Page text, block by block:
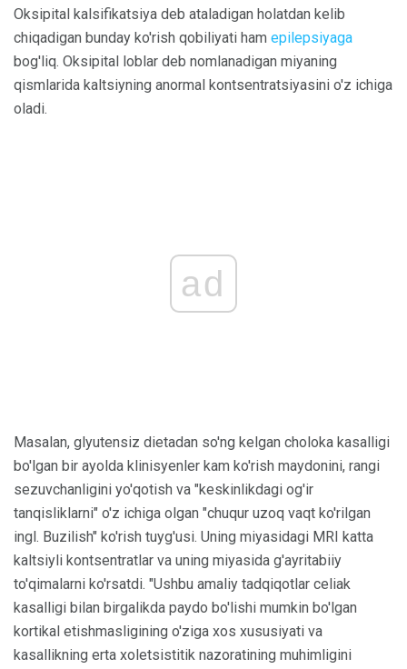
Oksipital kalsifikatsiya deb ataladigan holatdan kelib
chiqadigan bunday ko'rish qobiliyati ham epilepsiyaga
bog'liq. Oksipital loblar deb nomlanadigan miyaning
qismlarida kaltsiyning anormal kontsentratsiyasini o'z ichiga
oladi.
ad
Masalan, glyutensiz dietadan so'ng kelgan choloka kasalligi
bo'lgan bir ayolda klinisyenler kam ko'rish maydonini, rangi
sezuvchanligini yo'qotish va "keskinlikdagi og'ir
tanqisliklarni" o'z ichiga olgan "chuqur uzoq vaqt ko'rilgan
ingl. Buzilish" ko'rish tuyg'usi. Uning miyasidagi MRI katta
kaltsiyli kontsentratlar va uning miyasida g'ayritabiiy
to'qimalarni ko'rsatdi. "Ushbu amaliy tadqiqotlar celiak
kasalligi bilan birgalikda paydo bo'lishi mumkin bo'lgan
kortikal etishmasligining o'ziga xos xususiyati va
kasallikning erta xoletsistitik nazoratining muhimligini